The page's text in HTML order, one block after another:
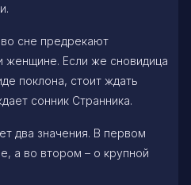
сне предрекают
женщине. Если же сновидица
поклона, стоит ждать
сонник Странника.
два значения. В первом
а во втором – о крупной